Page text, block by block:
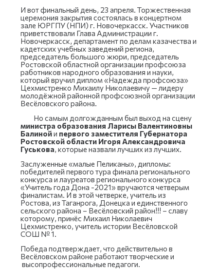
И вот финальный день, 23 апреля. Торжественная
церемония закрытия состоялась в концертном
зале ЮРГПУ (НПИ) г. Новочеркасск. Участников
приветствовали Глава Администрации г.
Новочеркасск, департамент по делам казачества и
кадетских учебных заведений региона,
председатель большого жюри, председатель
Ростовской областной организации профсоюза
работников народного образования и науки,
который вручил диплом «Надежда профсоюза»
Цехмистренко Михаилу Николаевичу — лидеру
молодёжной районной профсоюзной организации
Весёловского района.
Но самым долгожданным был выход на сцену
министра образования Ларисы Валентиновны
Балинойи первого заместителя Губернатора
Ростовской области Игоря Александровича
Гуськова, которые назвали лучших из лучших.
Заслуженные «малые Пеликаны», дипломы:
победителей первого тура финала регионального
конкурса и лауреатов регионального конкурса
«Учитель года Дона -2021» вручаются четверым
финалистам. И в этой четверке, учитель из
Ростова, из Таганрога, Донецка и единственного
сельского района – Весёловский район!!! – славу
которому, принёс Михаил Николаевич
Цехмистренко, учитель истории Весёловской
СОШ № 1.
Победа подтверждает, что действительно в
Весёловском районе работают творческие и
высопрофессиональные педагоги.